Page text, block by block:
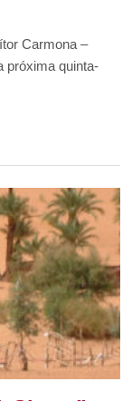
Carmona –
próxima quinta-